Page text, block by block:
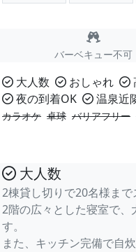
バーベキュー不可
大人数 おしゃれ
夜の到着OK
温泉近
カラオケ 卓球 バリアフリー
大人数
2棟貸し切りで20名様まで
2階の広々とした寝室で、
す。
また、キッチン完備で自炊